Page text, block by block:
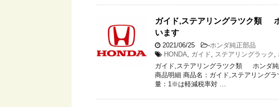
ガイド,ステアリングラツク類
います
2021/06/25 -ホンダ純正部品
HONDA, ガイド, ステアリングラック ,
ガイド,ステアリングラツク類 ホンダ
商品明細 商品名：ガイド,ステアリング
量：1※は軽減税率対 …